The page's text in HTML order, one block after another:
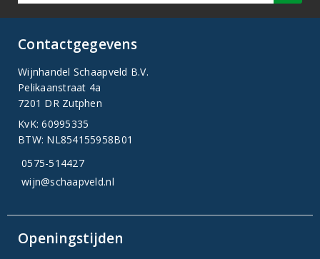
Contactgegevens
Wijnhandel Schaapveld B.V.
Pelikaanstraat 4a
7201 DR Zutphen
KvK: 60995335
BTW: NL854155958B01
0575-514427
wijn@schaapveld.nl
Openingstijden